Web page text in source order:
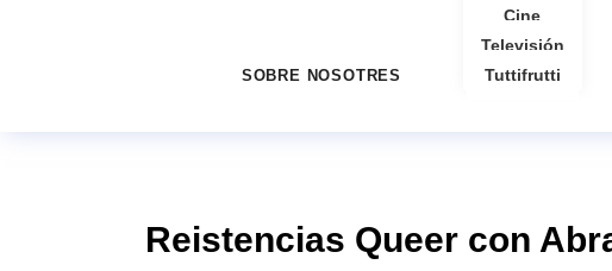
SOBRE NOSOTRES
Cine
Televisión
Tuttifrutti
Reistencias Queer con